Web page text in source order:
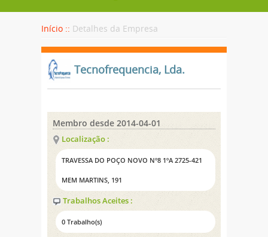
Início :: Detalhes da Empresa
Tecnofrequencia, Lda.
Membro desde 2014-04-01
Localização :
TRAVESSA DO POÇO NOVO Nº8 1ºA 2725-421
MEM MARTINS, 191
Trabalhos Aceites :
0 Trabalho(s)